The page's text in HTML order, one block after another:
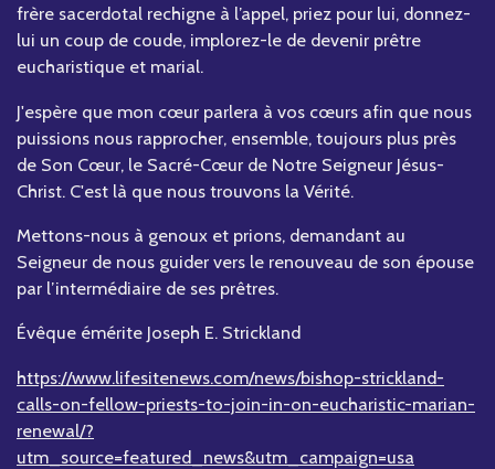
frère sacerdotal rechigne à l’appel, priez pour lui, donnez-
lui un coup de coude, implorez-le de devenir prêtre
eucharistique et marial.
J'espère que mon cœur parlera à vos cœurs afin que nous
puissions nous rapprocher, ensemble, toujours plus près
de Son Cœur, le Sacré-Cœur de Notre Seigneur Jésus-
Christ. C'est là que nous trouvons la Vérité.
Mettons-nous à genoux et prions, demandant au
Seigneur de nous guider vers le renouveau de son épouse
par l’intermédiaire de ses prêtres.
Évêque émérite Joseph E. Strickland
https://www.lifesitenews.com/news/bishop-strickland-
calls-on-fellow-priests-to-join-in-on-eucharistic-marian-
renewal/?
utm_source=featured_news&utm_campaign=usa